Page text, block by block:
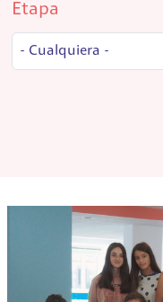
Etapa